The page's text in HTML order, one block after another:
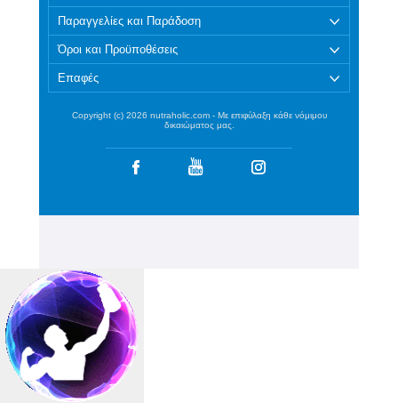
Παραγγελίες και Παράδοση
Όροι και Προϋποθέσεις
Επαφές
Copyright (c) 2026 nutraholic.com - Με επιφύλαξη κάθε νόμιμου
δικαιώματος μας.